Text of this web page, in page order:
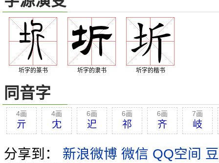
圻字的篆书 圻字的隶书 圻字的楷书
同音字
4画
亓
4画
冘
6画
迉
6画
祁
6画
齐
7画
岐
分享到： 新浪微博 微信 QQ空间